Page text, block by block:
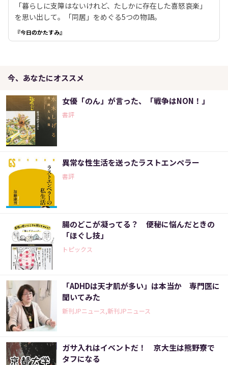
「暮らしに支障はないけれど、たしかに存在した喜怒哀楽」
を思い出して。「同居」をめぐる5つの物語。
『今日のかたすみ』
今、あなたにオススメ
女優「のん」が言った、「戦争はNON！」
書評
異常な性生活を送ったラストエンペラー
書評
腸のどこが凝ってる？ 便秘に悩んだときの
「ほぐし技」
トピックス
「ADHDは天才肌が多い」は本当か 専門医に
聞いてみた
新刊JPニュース,新刊JPニュース
ガサ入れはイベントだ！ 京大生は熊野寮で
タフになる